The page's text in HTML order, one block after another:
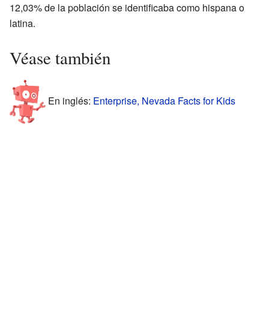
12,03% de la población se identificaba como hispana o
latina.
Véase también
En inglés: Enterprise, Nevada Facts for Kids